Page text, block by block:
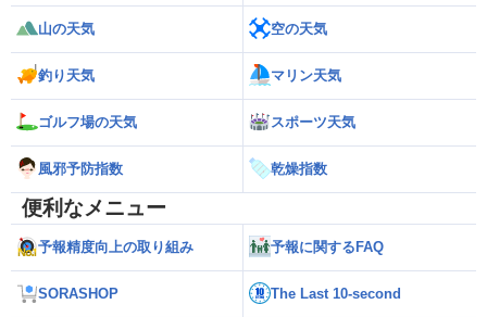
山の天気 空の天気
釣り天気 マリン天気
ゴルフ場の天気 スポーツ天気
風邪予防指数 乾燥指数
便利なメニュー
予報精度向上の取り組み 予報に関するFAQ
SORASHOP The Last 10-second